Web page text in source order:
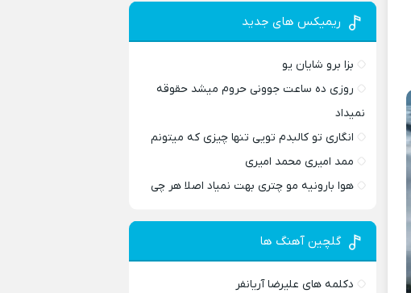
ریمیکس های جدید
بزا برو شایان یو
روزی ده ساعت جوونی حروم میشد حقوقه
نمیداد
انگاری تو کالبدم تویی تنها چیزی که میتونم
ممد امیری محمد امیری
هوا بارونیه مو چتری بهت نمیاد اصلا هر چی
گلچین آهنگ ها
دکلمه های علیرضا آریانفر